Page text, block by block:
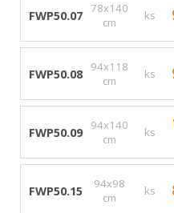
FWP50.07
78x140
cm
ks
FWP50.08
94x118
cm
ks
FWP50.09
94x140
cm
ks
FWP50.15
94x98
cm
ks